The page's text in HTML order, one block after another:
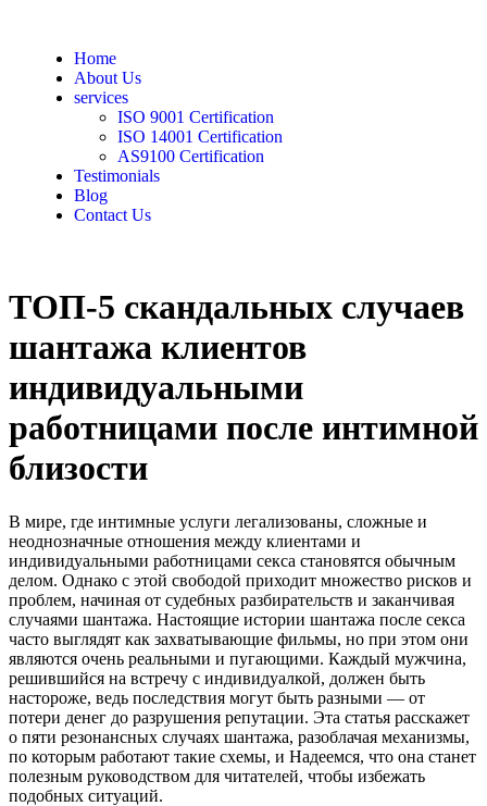
Home
About Us
services
ISO 9001 Certification
ISO 14001 Certification
AS9100 Certification
Testimonials
Blog
Contact Us
ТОП-5 скандальных случаев
шантажа клиентов
индивидуальными
работницами после интимной
близости
В мире, где интимные услуги легализованы, сложные и
неоднозначные отношения между клиентами и
индивидуальными работницами секса становятся обычным
делом. Однако с этой свободой приходит множество рисков и
проблем, начиная от судебных разбирательств и заканчивая
случаями шантажа. Настоящие истории шантажа после секса
часто выглядят как захватывающие фильмы, но при этом они
являются очень реальными и пугающими. Каждый мужчина,
решившийся на встречу с индивидуалкой, должен быть
настороже, ведь последствия могут быть разными — от
потери денег до разрушения репутации. Эта статья расскажет
о пяти резонансных случаях шантажа, разоблачая механизмы,
по которым работают такие схемы, и Надеемся, что она станет
полезным руководством для читателей, чтобы избежать
подобных ситуаций.